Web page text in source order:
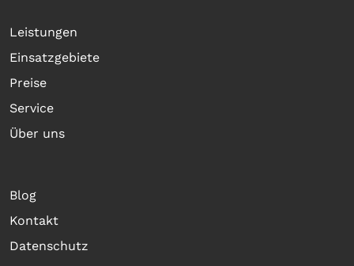
Leistungen
Einsatzgebiete
Preise
Service
Über uns
Blog
Kontakt
Datenschutz